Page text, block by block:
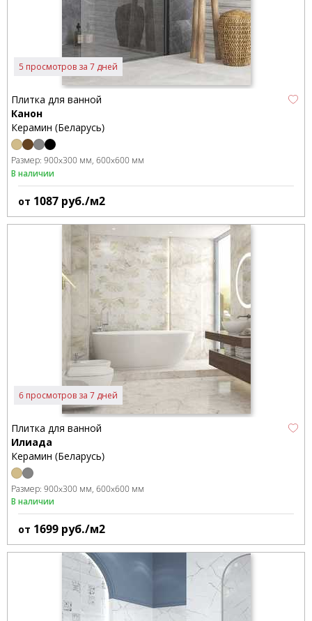
5 просмотров за 7 дней
Плитка для ванной
Канон
Керамин (Беларусь)
Размер: 900x300 мм 600x600 мм
В наличии
от 1087 руб./м2
6 просмотров за 7 дней
Плитка для ванной
Илиада
Керамин (Беларусь)
Размер: 900x300 мм 600x600 мм
В наличии
от 1699 руб./м2